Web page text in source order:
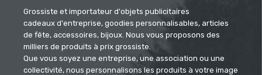
Grossiste et importateur d'objets publicitaires
cadeaux d'entreprise, goodies personnalisables, articles
de fête, accessoires, bijoux. Nous vous proposons des
milliers de produits à prix grossiste.
Que vous soyez une entreprise, une association ou une
collectivité, nous personnalisons les produits à votre image